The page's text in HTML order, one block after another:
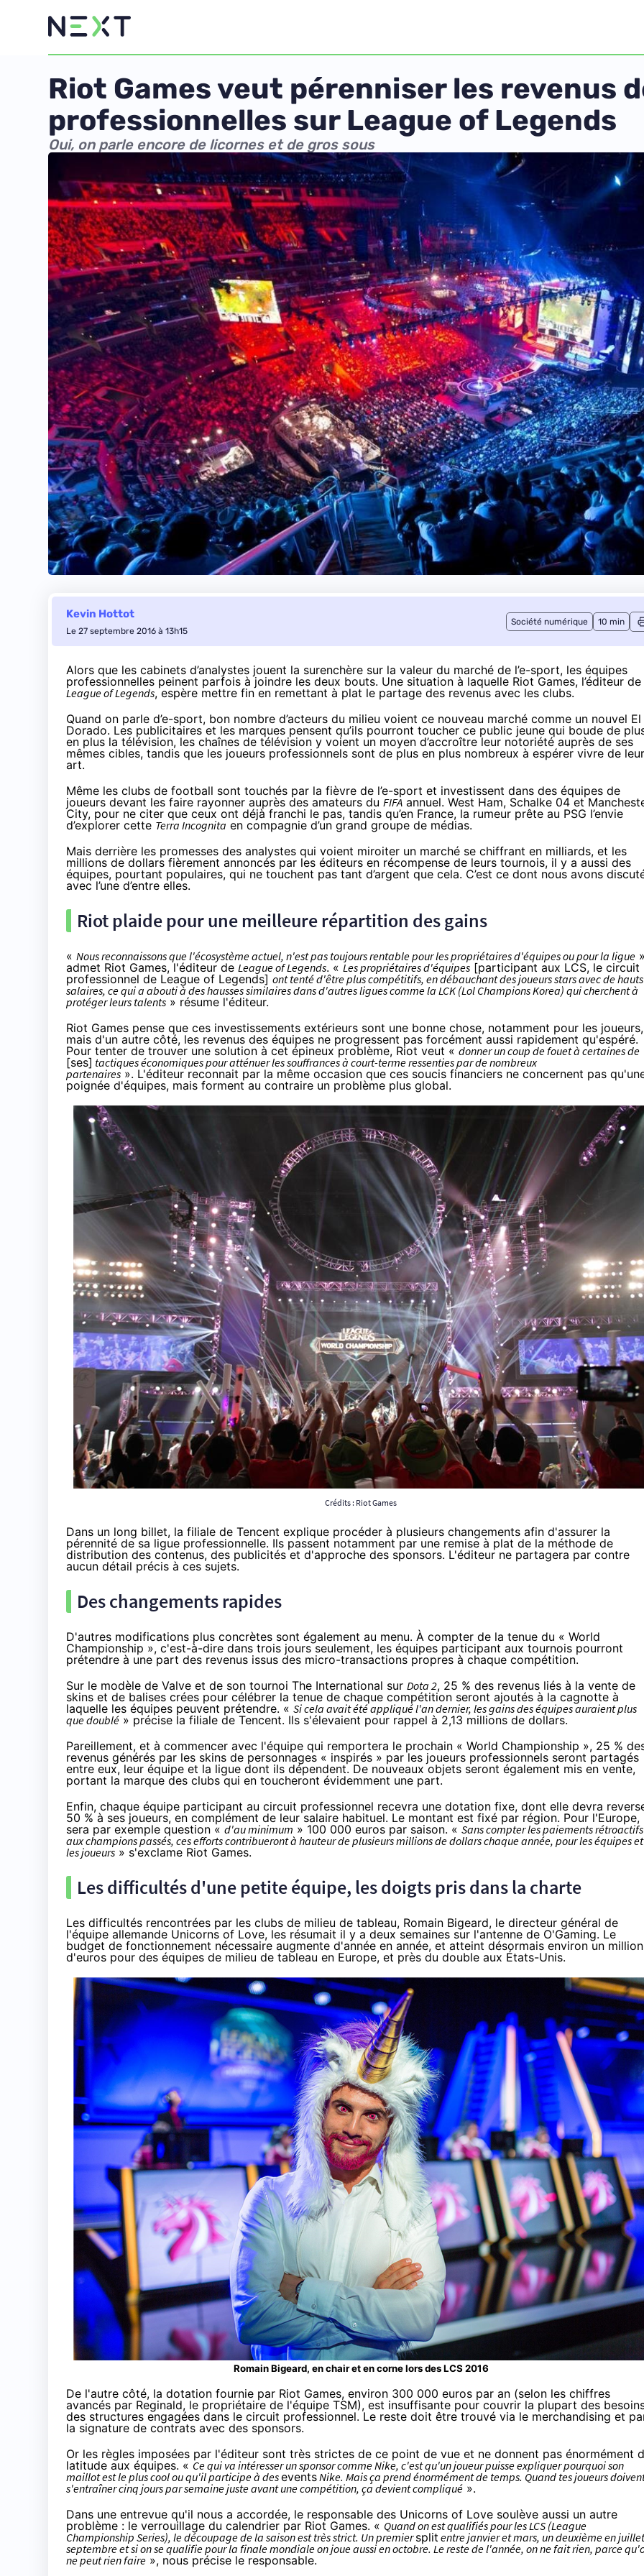
Riot Games veut pérenniser les revenus
professionnelles sur League of Legends
Oui, on parle encore de licornes et de gros sous
Kevin Hottot
Le 27 septembre 2016 à 13h15
Société numérique 10 min
Alors que les cabinets d’analystes jouent la surenchère sur la valeur du marché de l’e-sport, les équipes
professionnelles peinent parfois à joindre les deux bouts. Une situation à laquelle Riot Games, l’éditeur de
League of Legends, espère mettre fin en remettant à plat le partage des revenus avec les clubs.
Quand on parle d’e-sport, bon nombre d’acteurs du milieu voient ce nouveau marché comme un nouvel El
Dorado. Les publicitaires et les marques pensent qu’ils pourront toucher ce public jeune qui boude de
en plus la télévision, les chaînes de télévision y voient un moyen d’accroître leur notoriété auprès de ses
mêmes cibles, tandis que les joueurs professionnels sont de plus en plus nombreux à espérer vivre de leur
art.
Même les clubs de football sont touchés par la fièvre de l’e-sport et investissent dans des équipes de
joueurs devant les faire rayonner auprès des amateurs du FIFA annuel. West Ham, Schalke 04 et
City, pour ne citer que ceux ont déjà franchi le pas, tandis qu’en France, la rumeur prête au PSG l’envie
d’explorer cette Terra Incognita en compagnie d’un grand groupe de médias.
Mais derrière les promesses des analystes qui voient miroiter un marché se chiffrant en milliards, et les
millions de dollars fièrement annoncés par les éditeurs en récompense de leurs tournois, il y a aussi des
équipes, pourtant populaires, qui ne touchent pas tant d’argent que cela. C’est ce dont nous avons
avec l’une d’entre elles.
Riot plaide pour une meilleure répartition des gains
« Nous reconnaissons que l'écosystème actuel, n'est pas toujours rentable pour les propriétaires d'équipes ou pour la ligue
admet Riot Games, l'éditeur de League of Legends. « Les propriétaires d'équipes [participant aux LCS, le circuit
professionnel de League of Legends] ont tenté d'être plus compétitifs, en débauchant des joueurs stars avec de hauts
salaires, ce qui a abouti à des hausses similaires dans d'autres ligues comme la LCK (Lol Champions Korea) qui cherchent à
protéger leurs talents » résume l'éditeur.
Riot Games pense que ces investissements extérieurs sont une bonne chose, notamment pour les joueurs,
mais d'un autre côté, les revenus des équipes ne progressent pas forcément aussi rapidement qu'espéré.
Pour tenter de trouver une solution à cet épineux problème, Riot veut « donner un coup de fouet à certaines de
[ses] tactiques économiques pour atténuer les souffrances à court-terme ressenties par de nombreux
partenaires ». L'éditeur reconnait par la même occasion que ces soucis financiers ne concernent pas
poignée d'équipes, mais forment au contraire un problème plus global.
Crédits : Riot Games
Dans un long billet, la filiale de Tencent explique procéder à plusieurs changements afin d'assurer la
pérennité de sa ligue professionnelle. Ils passent notamment par une remise à plat de la méthode de
distribution des contenus, des publicités et d'approche des sponsors. L'éditeur ne partagera par contre
aucun détail précis à ces sujets.
Des changements rapides
D'autres modifications plus concrètes sont également au menu. À compter de la tenue du « World
Championship », c'est-à-dire dans trois jours seulement, les équipes participant aux tournois pourront
prétendre à une part des revenus issus des micro-transactions propres à chaque compétition.
Sur le modèle de Valve et de son tournoi The International sur Dota 2, 25 % des revenus liés à la vente de
skins et de balises crées pour célébrer la tenue de chaque compétition seront ajoutés à la cagnotte à
laquelle les équipes peuvent prétendre. « Si cela avait été appliqué l'an dernier, les gains des équipes auraient plus
que doublé » précise la filiale de Tencent. Ils s'élevaient pour rappel à 2,13 millions de dollars.
Pareillement, et à commencer avec l'équipe qui remportera le prochain « World Championship », 25 %
revenus générés par les skins de personnages « inspirés » par les joueurs professionnels seront partagés
entre eux, leur équipe et la ligue dont ils dépendent. De nouveaux objets seront également mis en vente,
portant la marque des clubs qui en toucheront évidemment une part.
Enfin, chaque équipe participant au circuit professionnel recevra une dotation fixe, dont elle devra
50 % à ses joueurs, en complément de leur salaire habituel. Le montant est fixé par région. Pour l'Europe,
sera par exemple question « d'au minimum » 100 000 euros par saison. « Sans compter les paiements rétroactifs
aux champions passés, ces efforts contribueront à hauteur de plusieurs millions de dollars chaque année, pour les équipes et
les joueurs » s'exclame Riot Games.
Les difficultés d'une petite équipe, les doigts pris dans la charte
Les difficultés rencontrées par les clubs de milieu de tableau, Romain Bigeard, le directeur général de
l'équipe allemande Unicorns of Love, les résumait il y a deux semaines sur l'antenne de O'Gaming. Le
budget de fonctionnement nécessaire augmente d'année en année, et atteint désormais environ un million
d'euros pour des équipes de milieu de tableau en Europe, et près du double aux États-Unis.
Romain Bigeard, en chair et en corne lors des LCS 2016
De l'autre côté, la dotation fournie par Riot Games, environ 300 000 euros par an (selon les chiffres
avancés par Reginald, le propriétaire de l'équipe TSM), est insuffisante pour couvrir la plupart des
des structures engagées dans le circuit professionnel. Le reste doit être trouvé via le merchandising et
la signature de contrats avec des sponsors.
Or les règles imposées par l'éditeur sont très strictes de ce point de vue et ne donnent pas énormément
latitude aux équipes. « Ce qui va intéresser un sponsor comme Nike, c'est qu'un joueur puisse expliquer pourquoi son
maillot est le plus cool ou qu'il participe à deseventsNike. Mais ça prend énormément de temps. Quand tes joueurs
s'entraîner cinq jours par semaine juste avant une compétition, ça devient compliqué ».
Dans une entrevue qu'il nous a accordée, le responsable des Unicorns of Love soulève aussi un autre
problème : le verrouillage du calendrier par Riot Games. « Quand on est qualifiés pour les LCS (League
Championship Series), le découpage de la saison est très strict. Un premiersplit entre janvier et mars, un deuxième en
septembre et si on se qualifie pour la finale mondiale on joue aussi en octobre. Le reste de l'année, on ne fait rien, parce
ne peut rien faire », nous précise le responsable.